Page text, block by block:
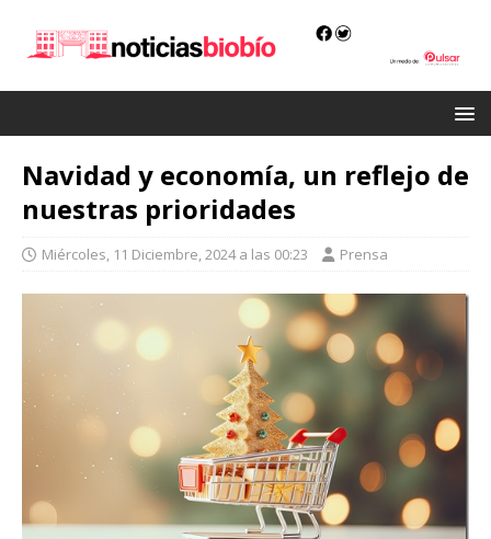
Navidad y economía, un reflejo de
nuestras prioridades
Miércoles, 11 Diciembre, 2024 a las 00:23 Prensa